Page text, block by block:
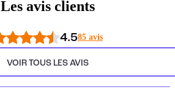
Les avis clients
4.585 avis
VOIR TOUS LES AVIS